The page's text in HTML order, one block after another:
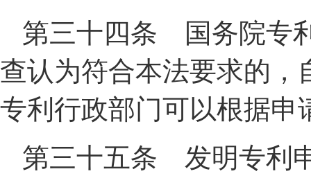
第三十四条 国务院专
查认为符合本法要求的，
专利行政部门可以根据申
第三十五条 发明专利